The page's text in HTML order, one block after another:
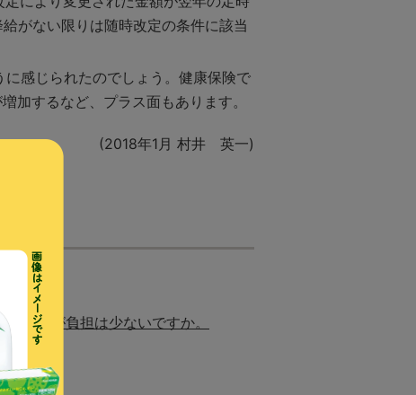
がない限りは随時改定の条件に該当
感じられたのでしょう。健康保険で
加するなど、プラス面もあります。
(2018年1月 村井 英一)
ちらが負担は少ないですか。
すか。